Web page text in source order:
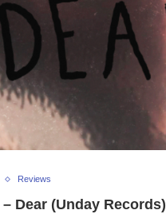
Reviews
– Dear (Unday Records)